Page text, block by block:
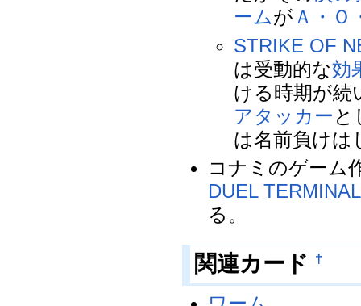
ームが Ａ・Ｏ
STRIKE OF
は受動的な効
ける時期が続
アタッカー と
は名前負けは
コナミのゲーム
DUEL TERMINAL
る。
関連カード †